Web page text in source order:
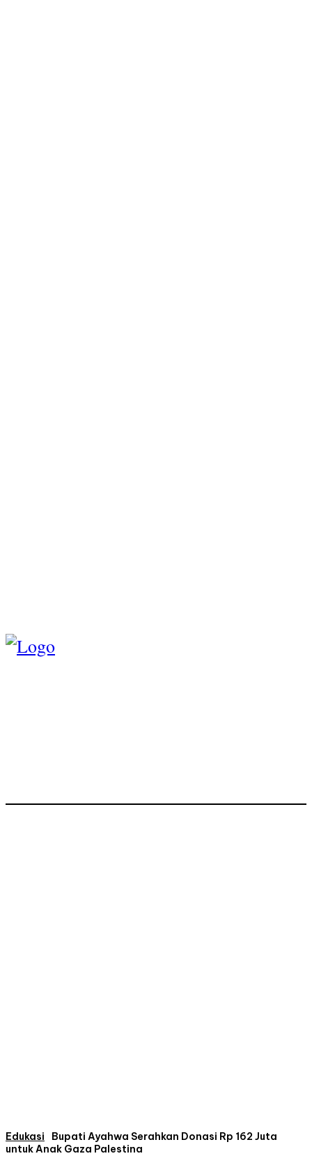
Edukasi
Bupati Ayahwa Serahkan Donasi Rp 162 Juta
untuk Anak Gaza Palestina